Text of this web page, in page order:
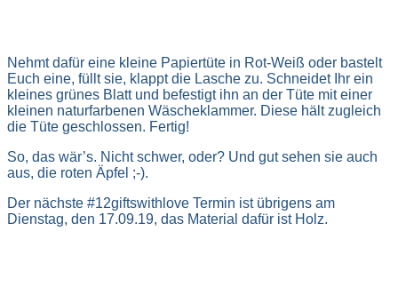
Nehmt dafür eine kleine Papiertüte in Rot-Weiß oder bastelt
Euch eine, füllt sie, klappt die Lasche zu. Schneidet Ihr ein
kleines grünes Blatt und befestigt ihn an der Tüte mit einer
kleinen naturfarbenen Wäscheklammer. Diese hält zugleich
die Tüte geschlossen. Fertig!
So, das wär’s. Nicht schwer, oder? Und gut sehen sie auch
aus, die roten Äpfel ;-).
Der nächste #12giftswithlove Termin ist übrigens am
Dienstag, den 17.09.19, das Material dafür ist Holz.